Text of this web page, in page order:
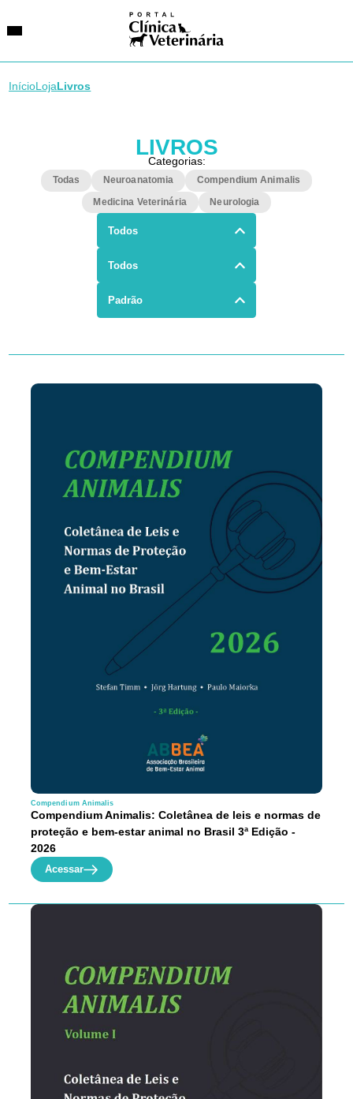
Entidades
VetAgenda
Especialidades
InícioLoja Livros
LIVROS
Categorias:
Todas Neuroanatomia
Compendium Animalis
Medicina Veterinária
Neurologia
Todos
Todos
Padrão
Compendium Animalis
Compendium Animalis: Coletânea de leis e normas de
proteção e bem-estar animal no Brasil 3ª Edição -
2026
Acessar